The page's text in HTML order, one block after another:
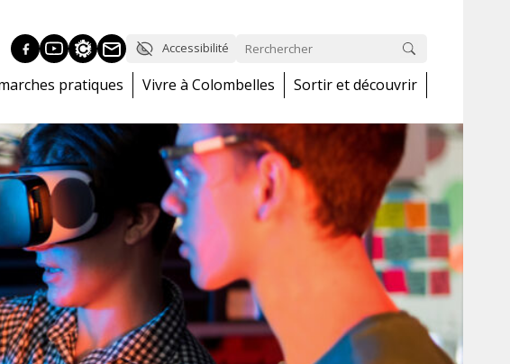
Accessibilité
pratiques Vivre à Colombelles Sortir et découvrir